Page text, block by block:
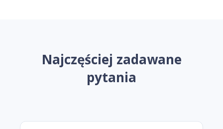
Najczęściej zadawane
pytania